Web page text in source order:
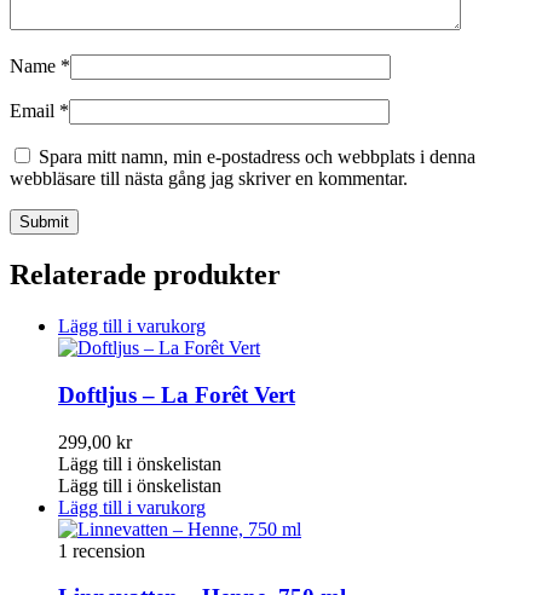
Name *
Email *
Spara mitt namn, min e-postadress och webbplats i denna
webbläsare till nästa gång jag skriver en kommentar.
Relaterade produkter
Lägg till i varukorg
Doftljus – La Forêt Vert
299,00 kr
Lägg till i önskelistan
Lägg till i önskelistan
Lägg till i varukorg
1 recension